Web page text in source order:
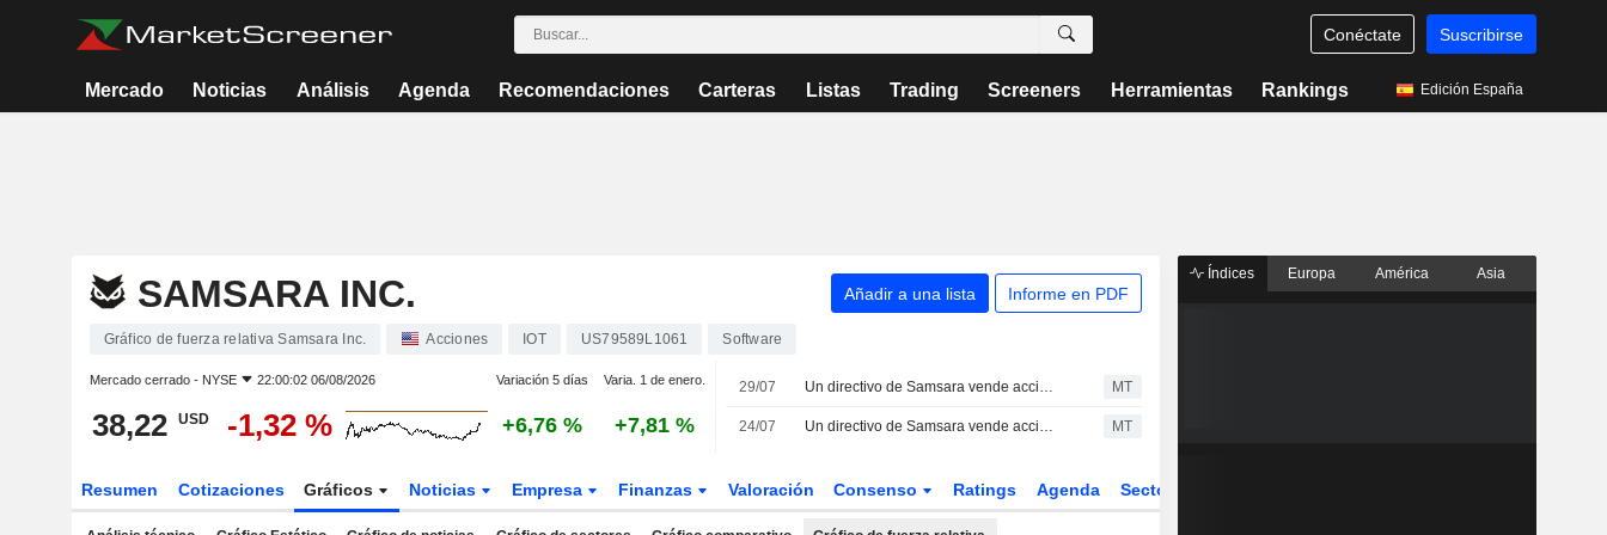
Conéctate Suscribirse
Mercado Noticias Análisis Agenda Recomendaciones Carteras Listas Trading Screeners Herramientas Rankings Edición España
SAMSARA INC. Añadir a una lista Informe en PDF
Gráfico de fuerza relativa Samsara Inc. Acciones IOT US79589L1061 Software
Mercado cerrado - NYSE 22:00:02 06/08/2026 Variación 5 días Varia. 1 de enero.
38,22 USD -1,32 % +6,76 % +7,81 %
29/07 Un directivo de Samsara vende acciones por valor de 262.825 USD, según los registros de la SEC MT
24/07 Un directivo de Samsara vende acciones por valor de 9.534.065 USD, según los registros de la SEC MT
Resumen Cotizaciones Gráficos Noticias Empresa Finanzas Valoración Consenso Ratings Agenda Sector
Índices Europa América Asia